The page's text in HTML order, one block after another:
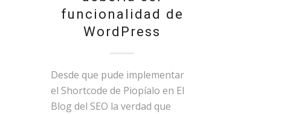
funcionalidad de
WordPress
Desde que pude implementar
el Shortcode de Piopíalo en El
Blog del SEO la verdad que